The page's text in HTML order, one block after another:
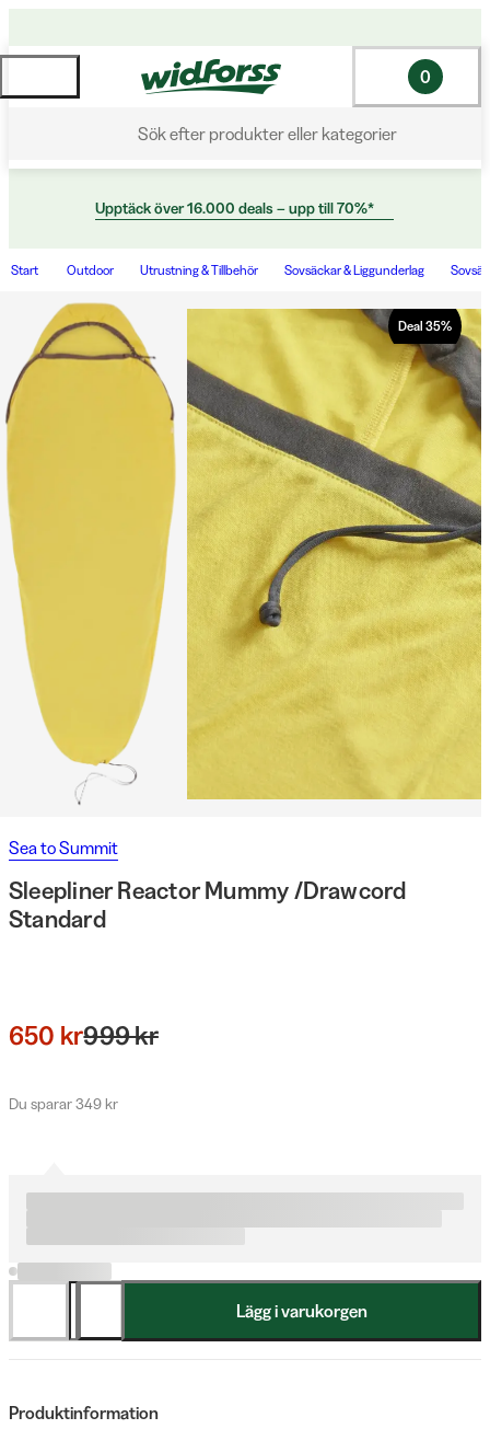
Sök efter produkter eller kategorier
0
Upptäck över 16.000 deals – upp till 70%*
Start Outdoor Utrustning & Tillbehör Sovsäckar & Liggunderlag
Deal 35%
Sea to Summit
Sleepliner Reactor Mummy /Drawcord
Standard
650 kr999 kr
Du sparar 349 kr
Lägg i varukorgen
Produktinformation